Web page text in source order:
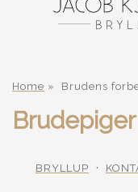
Home » Brudens
BRYLLUP